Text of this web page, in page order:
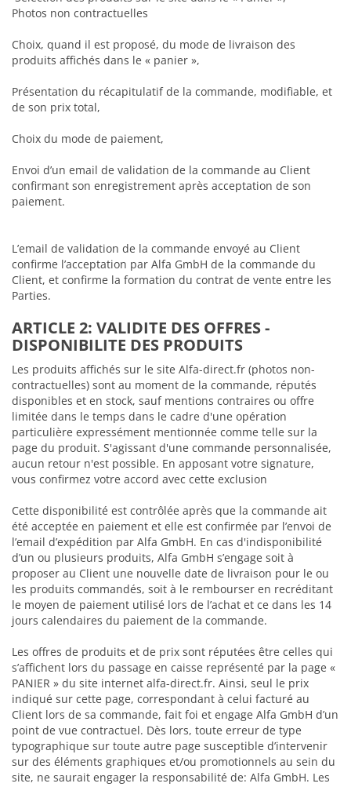
Photos non contractuelles
Choix, quand il est proposé, du mode de livraison des
produits affichés dans le « panier »,
Présentation du récapitulatif de la commande, modifiable, et
de son prix total,
Choix du mode de paiement,
Envoi d’un email de validation de la commande au Client
confirmant son enregistrement après acceptation de son
paiement.
L’email de validation de la commande envoyé au Client
confirme l’acceptation par Alfa GmbH de la commande du
Client, et confirme la formation du contrat de vente entre les
Parties.
ARTICLE 2: VALIDITE DES OFFRES -
DISPONIBILITE DES PRODUITS
Les produits affichés sur le site Alfa-direct.fr (photos non-
contractuelles) sont au moment de la commande, réputés
disponibles et en stock, sauf mentions contraires ou offre
limitée dans le temps dans le cadre d'une opération
particulière expressément mentionnée comme telle sur la
page du produit. S'agissant d'une commande personnalisée,
aucun retour n'est possible. En apposant votre signature,
vous confirmez votre accord avec cette exclusion
Cette disponibilité est contrôlée après que la commande ait
été acceptée en paiement et elle est confirmée par l’envoi de
l’email d’expédition par Alfa GmbH. En cas d'indisponibilité
d’un ou plusieurs produits, Alfa GmbH s’engage soit à
proposer au Client une nouvelle date de livraison pour le ou
les produits commandés, soit à le rembourser en recréditant
le moyen de paiement utilisé lors de l’achat et ce dans les 14
jours calendaires du paiement de la commande.
Les offres de produits et de prix sont réputées être celles qui
s’affichent lors du passage en caisse représenté par la page «
PANIER » du site internet alfa-direct.fr. Ainsi, seul le prix
indiqué sur cette page, correspondant à celui facturé au
Client lors de sa commande, fait foi et engage Alfa GmbH d’un
point de vue contractuel. Dès lors, toute erreur de type
typographique sur toute autre page susceptible d’intervenir
sur des éléments graphiques et/ou promotionnels au sein du
site, ne saurait engager la responsabilité de: Alfa GmbH. Les